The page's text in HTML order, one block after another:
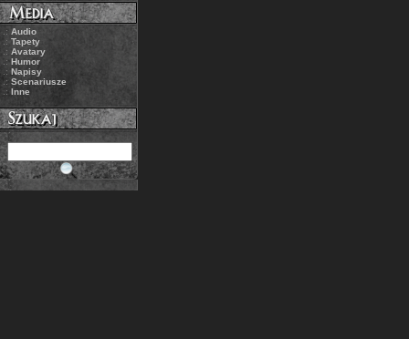
.: Audio
.: Tapety
.: Avatary
.:Humor
.: Napisy
.: Scenariusze
.: Inne